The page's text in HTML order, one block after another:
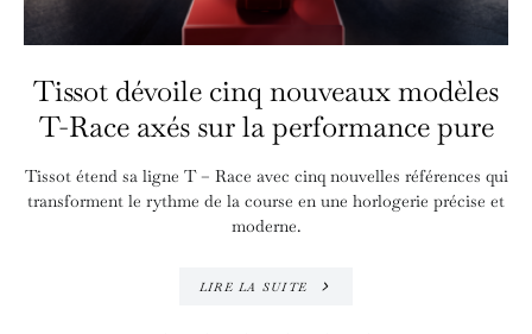
Tissot dévoile cinq nouveaux modèles
T-Race axés sur la performance pure
Tissot étend sa ligne T – Race avec cinq nouvelles références qui
transforment le rythme de la course en une horlogerie précise et
moderne.
LIRE LA SUITE